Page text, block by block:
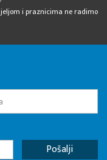
i praznicima ne radimo